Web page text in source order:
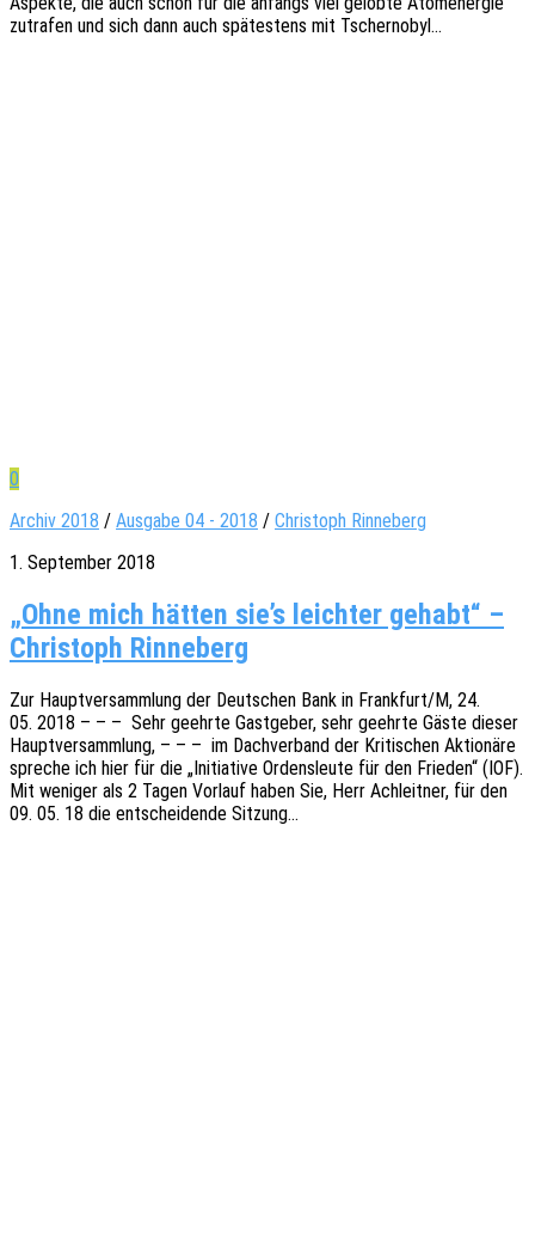
zutra­fen und sich dann auch spätes­tens mit Tschernobyl…
0
Archiv 2018 / Ausgabe 04 - 2018 / Christoph Rinneberg
1. September 2018
„Ohne mich hätten sie’s leichter gehabt“ –
Christoph Rinneberg
Zur Haupt­ver­samm­lung der Deut­schen Bank in Frankfurt/M, 24.
05. 2018 – – – Sehr geehr­te Gast­ge­ber, sehr geehr­te Gäste dieser
Haupt­ver­samm­lung, – – – im Dach­ver­band der Kriti­schen Aktio­nä­re
spre­che ich hier für die „Initia­ti­ve Ordens­leu­te für den Frie­den“ (IOF).
Mit weni­ger als 2 Tagen Vorlauf haben Sie, Herr Achleit­ner, für den
09. 05. 18 die entschei­den­de Sitzung…